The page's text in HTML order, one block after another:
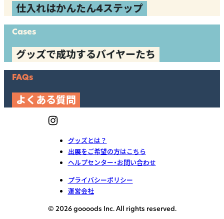
仕入れはかんたん4ステップ
Cases
グッズで成功するバイヤーたち
FAQs
よくある質問
グッズとは？
出展をご希望の方はこちら
ヘルプセンター・お問い合わせ
プライバシーポリシー
運営会社
© 2026 goooods Inc. All rights reserved.